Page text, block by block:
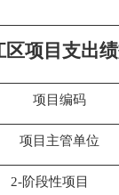
项目支出
项目编码
项目主管单位
2-阶段性项目